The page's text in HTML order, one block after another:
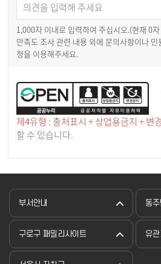
1,000자 이내로 입력하여 주십시오.(현재 0
만족도 조사 관련 내용 외에 문의사항이나
청을 이용해주세요.
제4유형 : 출처표시 + 상업용금지 + 변
할 수 있습니다.
부서안내 동
구로구 패밀리사이트 유